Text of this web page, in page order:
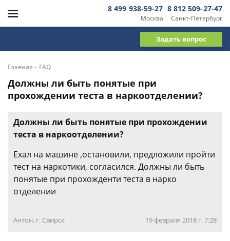
Москва
8 499 938-59-27
Санкт-Петербург
8 812 509-27-47
Задать вопрос
Главная - FAQ
Должны ли быть понятые при
прохождении теста в наркоотделении?
Должны ли быть понятые при прохождении
теста в наркоотделении?
Ехал на машине ,остановили, предложили пройти
тест на наркотики, согласился. Должны ли быть
понятые при прохожденти теста в нарко
отделении
Антон, г. Свирск 19 февраля 2018 г. 7:28